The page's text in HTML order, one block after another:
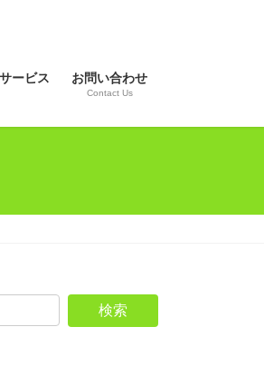
ービス お問い合わせ
Contact Us